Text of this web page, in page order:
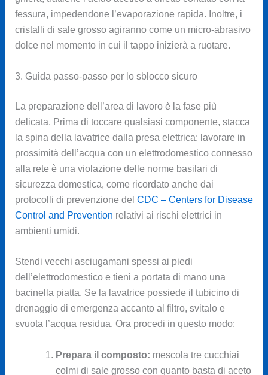
fessura, impedendone l’evaporazione rapida. Inoltre, i
cristalli di sale grosso agiranno come un micro-abrasivo
dolce nel momento in cui il tappo inizierà a ruotare.
3. Guida passo-passo per lo sblocco sicuro
La preparazione dell’area di lavoro è la fase più
delicata. Prima di toccare qualsiasi componente, stacca
la spina della lavatrice dalla presa elettrica: lavorare in
prossimità dell’acqua con un elettrodomestico connesso
alla rete è una violazione delle norme basilari di
sicurezza domestica, come ricordato anche dai
protocolli di prevenzione del CDC – Centers for Disease
Control and Prevention relativi ai rischi elettrici in
ambienti umidi.
Stendi vecchi asciugamani spessi ai piedi
dell’elettrodomestico e tieni a portata di mano una
bacinella piatta. Se la lavatrice possiede il tubicino di
drenaggio di emergenza accanto al filtro, svitalo e
svuota l’acqua residua. Ora procedi in questo modo:
Prepara il composto: mescola tre cucchiai
colmi di sale grosso con quanto basta di aceto